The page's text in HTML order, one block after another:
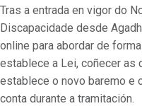
Tras a entrada en vigor do
Discapacidade desde
online para abordar de
establece a Lei, coñecer
establece o novo baremo e
conta durante a tramitación.